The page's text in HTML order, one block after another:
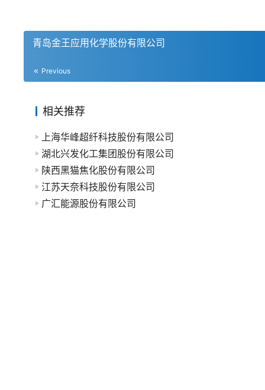
青岛金王应用化学股份有限公司
Previous
相关推荐
上海华峰超纤科技股份有限公司
湖北兴发化工集团股份有限公司
陕西黑猫焦化股份有限公司
江苏天奈科技股份有限公司
广汇能源股份有限公司